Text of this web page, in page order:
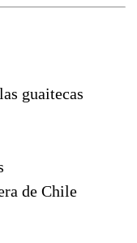
guaitecas
de Chile